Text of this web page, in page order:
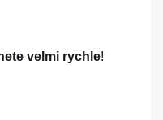
velmi rychle!